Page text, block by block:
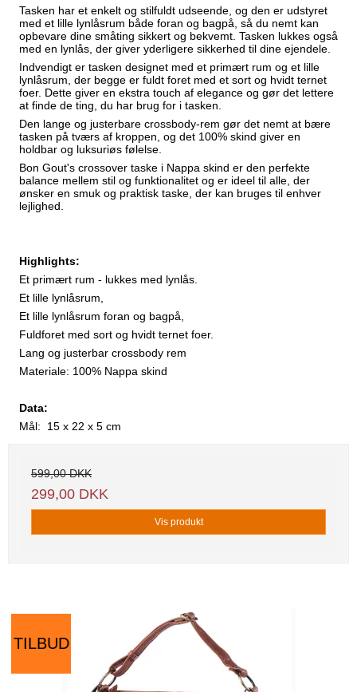
Tasken har et enkelt og stilfuldt udseende, og den er udstyret
med et lille lynlåsrum både foran og bagpå, så du nemt kan
opbevare dine småting sikkert og bekvemt. Tasken lukkes også
med en lynlås, der giver yderligere sikkerhed til dine ejendele.
Indvendigt er tasken designet med et primært rum og et lille
lynlåsrum, der begge er fuldt foret med et sort og hvidt ternet
foer. Dette giver en ekstra touch af elegance og gør det lettere
at finde de ting, du har brug for i tasken.
Den lange og justerbare crossbody-rem gør det nemt at bære
tasken på tværs af kroppen, og det 100% skind giver en
holdbar og luksuriøs følelse.
Bon Gout's crossover taske i Nappa skind er den perfekte
balance mellem stil og funktionalitet og er ideel til alle, der
ønsker en smuk og praktisk taske, der kan bruges til enhver
lejlighed.
Highlights:
Et primært rum - lukkes med lynlås.
Et lille lynlåsrum,
Et lille lynlåsrum foran og bagpå,
Fuldforet med sort og hvidt ternet foer.
Lang og justerbar crossbody rem
Materiale: 100% Nappa skind
Data:
Mål: 15 x 22 x 5 cm
599,00 DKK
299,00 DKK
Vis produkt
TILBUD